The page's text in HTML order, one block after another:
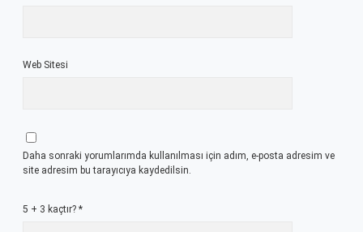
Web Sitesi
Daha sonraki yorumlarımda kullanılması için adım, e-posta adresim ve
site adresim bu tarayıcıya kaydedilsin.
5 + 3 kaçtır? *